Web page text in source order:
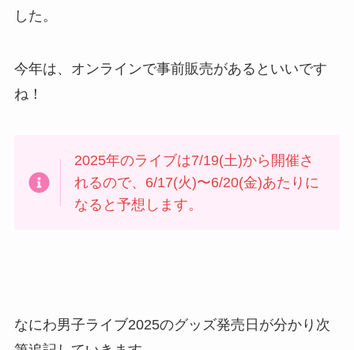
した。
今年は、オンラインで事前販売があるといいです
ね！
2025年のライブは7/19(土)から開催さ
れるので、6/17(火)〜6/20(金)あたりに
なると予想します。
なにわ男子ライブ2025のグッズ発売日が分かり次